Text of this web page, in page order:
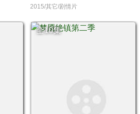
2015/其它/剧情片
全10集